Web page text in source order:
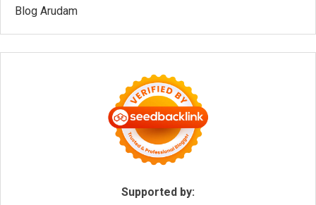
Blog Arudam
Supported by: